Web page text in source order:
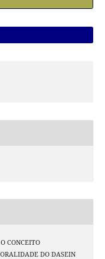
CONCEITO
DO DASEIN